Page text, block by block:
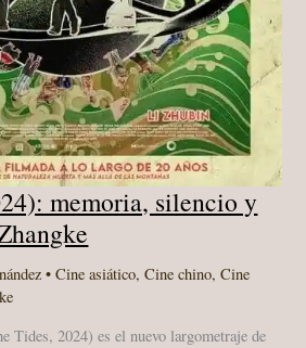
memoria, silencio y
•Cine asiático,Cine chino,Cine
Tides, 2024) es el nuevo largometraje de